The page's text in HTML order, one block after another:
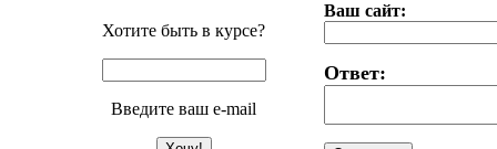
Хотите быть в курсе?
Введите ваш e-mail
Ваш сайт:
Ответ: